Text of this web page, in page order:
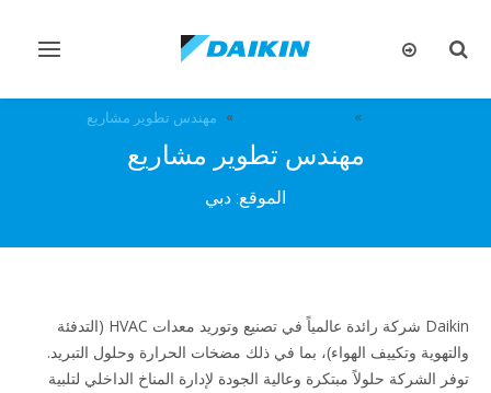
تبديل
تبديل
مهندس تطوير مشاريع
مهندس تطوير مشاريع
الموقع: دبي
Daikin شركة رائدة عالمياً في تصنيع وتوريد معدات HVAC (التدفئة
والتهوية وتكييف الهواء)، بما في ذلك مضخات الحرارة وحلول التبريد.
توفر الشركة حلولاً مبتكرة وعالية الجودة لإدارة المناخ الداخلي لتلبية